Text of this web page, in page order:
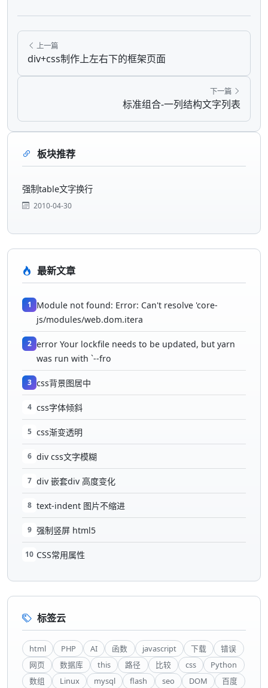
上一篇
div+css制作上左右下的框架页面
下一篇
标准组合-一列结构文字列表
板块推荐
强制table文字换行
2010-04-30
最新文章
1 Module not found: Error: Can't resolve 'core-
js/modules/web.dom.itera
2 error Your lockfile needs to be updated, but yarn
was run with `--fro
3 css背景图居中
4 css字体倾斜
5 css渐变透明
6 div css文字模糊
7 div 嵌套div 高度变化
8 text-indent 图片不缩进
9 强制竖屏 html5
10 CSS常用属性
标签云
html PHP AI 函数 javascript 下载
错误
网页
数据库 this 路径 比较 css
Python
数组
Linux mysql flash seo DOM 百度